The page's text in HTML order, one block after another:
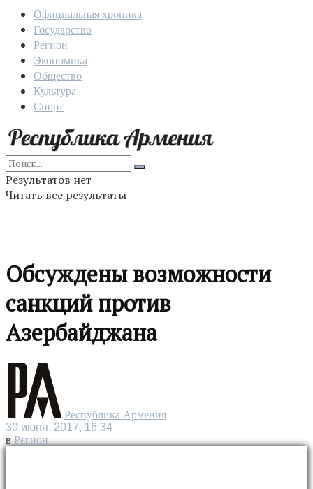
Официальная хроника
Государство
Регион
Экономика
Общество
Культура
Спорт
Результатов нет
Читать все результаты
Обсуждены возможности
санкций против
Азербайджана
Республика Армения
30 июня, 2017, 16:34
в Регион